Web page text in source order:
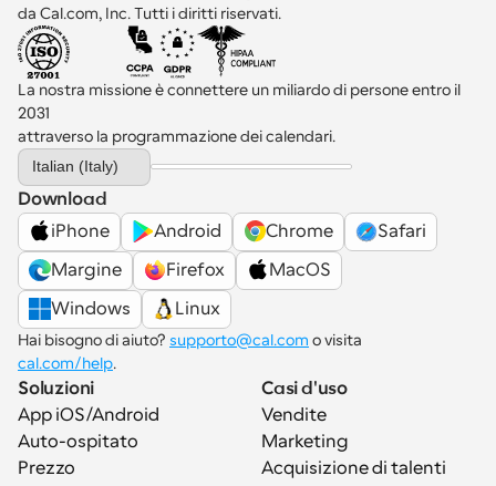
da Cal.com, Inc. Tutti i diritti riservati.
La nostra missione è connettere un miliardo di persone entro il
2031
attraverso la programmazione dei calendari.
Select Language
Italian (Italy)
Download
iPhone
Android Chrome
Safari
Margine
Firefox
MacOS
Windows
Linux
Hai bisogno di aiuto? supporto@cal.com
cal.com/help.
Soluzioni
App iOS/Android
Auto-ospitato
Prezzo
Casi d'uso
Vendite
Marketing
Acquisizione di talenti